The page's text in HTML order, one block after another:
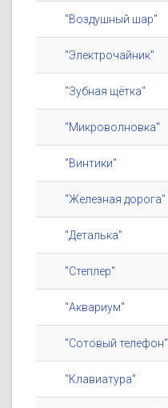
"Воздушный шар"
"Электрочайник"
"Зубная щётка"
"Микроволновка"
"Винтики"
"Железная дорога"
"Деталька"
"Степлер"
"Аквариум"
"Сотовый телефон"
"Клавиатура"